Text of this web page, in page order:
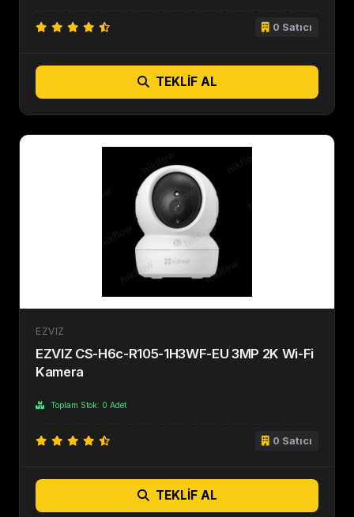
0 Satıcı
TEKLIF AL
EZVIZ
EZVIZ CS-H6c-R105-1H3WF-EU 3MP 2K Wi-Fi
Kamera
Toplam Stok: 0 Adet
0 Satıcı
TEKLIF AL